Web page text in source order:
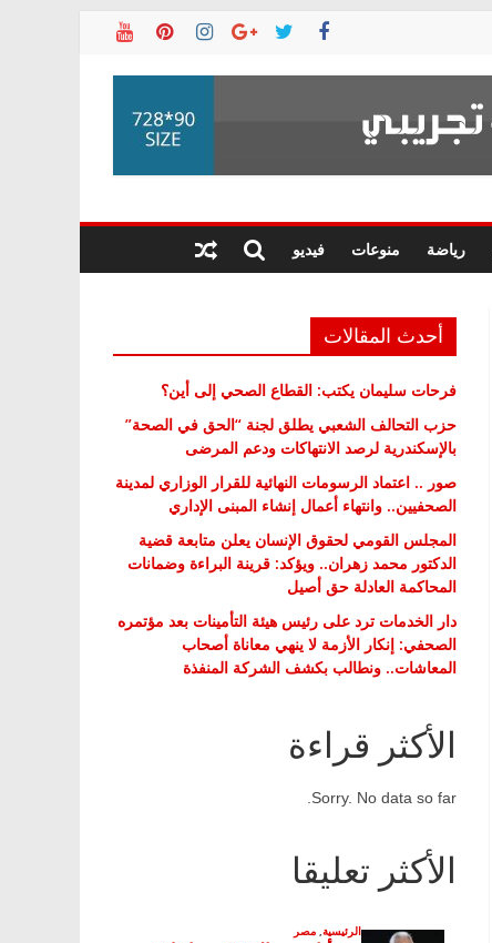
رياضة منوعات فيديو
أحدث المقالات
فرحات سليمان يكتب: القطاع الصحي إلى أين؟
حزب التحالف الشعبي يطلق لجنة “الحق في الصحة”
بالإسكندرية لرصد الانتهاكات ودعم المرضى
صور .. اعتماد الرسومات النهائية للقرار الوزاري لمدينة
الصحفيين.. وانتهاء أعمال إنشاء المبنى الإداري
المجلس القومي لحقوق الإنسان يعلن متابعة قضية
الدكتور محمد زهران.. ويؤكد: قرينة البراءة وضمانات
المحاكمة العادلة حق أصيل
دار الخدمات ترد على رئيس هيئة التأمينات بعد مؤتمره
الصحفي: إنكار الأزمة لا ينهي معاناة أصحاب
المعاشات.. ونطالب بكشف الشركة المنفذة
الأكثر قراءة
Sorry. No data so far.
الأكثر تعليقا